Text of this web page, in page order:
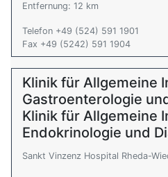
Entfernung: 12 km
Telefon +49 (524) 591 1901
Fax +49 (5242) 591 1904
Klinik für Allgemeine
Gastroenterologie
Klinik für Allgemeine
Endokrinologie und
Sankt Vinzenz Hospital Rheda-